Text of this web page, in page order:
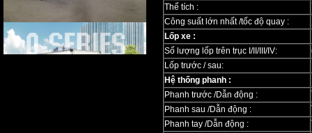
Thể tích :
Công suất lớn nhất /tốc độ quay :
Lốp xe :
Số lượng lốp trên trục I/II/III/IV:
Lốp trước / sau:
Hệ thống phanh :
Phanh trước /Dẫn động :
Phanh sau /Dẫn động :
Phanh tay /Dẫn động :